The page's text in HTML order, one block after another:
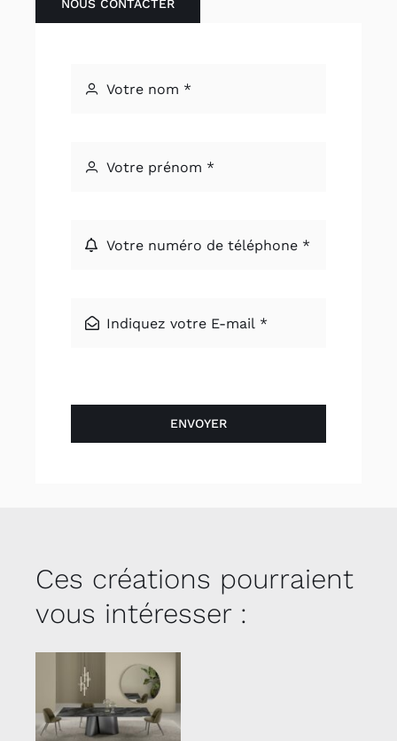
NOUS CONTACTER
ENVOYER
Ces créations pourraient
vous intéresser :